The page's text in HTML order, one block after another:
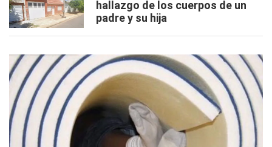
hallazgo de los cuerpos de un
padre y su hija